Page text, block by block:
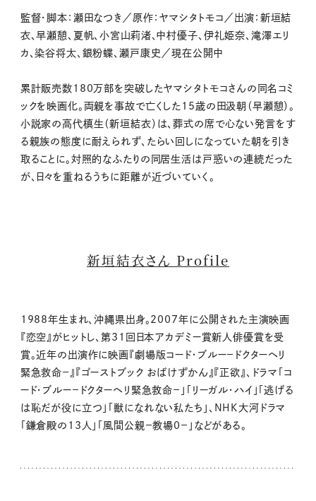
監督・脚本：瀬田なつき／原作：ヤマシタトモコ／出演：新垣結
衣、早瀬憩、夏帆、小宮山莉渚、中村優子、伊礼姫奈、滝澤エリ
カ、染谷将太、銀粉蝶、瀬戸康史／現在公開中
累計販売数180万部を突破したヤマシタトモコさんの同名コミ
ックを映画化。両親を事故で亡くした15歳の田汲朝（早瀬憩）。
小説家の高代槙生（新垣結衣）は、葬式の席で心ない発言をす
る親族の態度に耐えられず、たらい回しになっていた朝を引き
取ることに。対照的なふたりの同居生活は戸惑いの連続だった
が、日々を重ねるうちに距離が近づいていく。
新垣結衣さん Profile
1988年生まれ、沖縄県出身。2007年に公開された主演映画
『恋空』がヒットし、第31回日本アカデミー賞新人俳優賞を受
賞。近年の出演作に映画『劇場版コード・ブルー－ドクターヘリ
緊急救命－』『ゴーストブック おばけずかん』『正欲』、ドラマ「コ
ード・ブルー－ドクターヘリ緊急救命－」「リーガル・ハイ」「逃げる
は恥だが役に立つ」「獣になれない私たち」、NHK大河ドラマ
「鎌倉殿の13人」「風間公親－教場0－」などがある。